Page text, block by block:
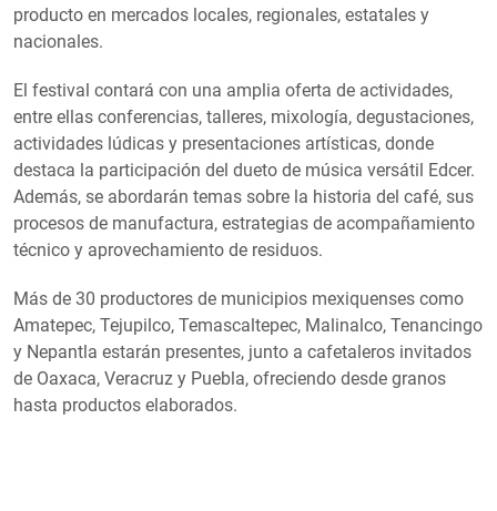
producto en mercados locales, regionales, estatales y
nacionales.
El festival contará con una amplia oferta de actividades,
entre ellas conferencias, talleres, mixología, degustaciones,
actividades lúdicas y presentaciones artísticas, donde
destaca la participación del dueto de música versátil Edcer.
Además, se abordarán temas sobre la historia del café, sus
procesos de manufactura, estrategias de acompañamiento
técnico y aprovechamiento de residuos.
Más de 30 productores de municipios mexiquenses como
Amatepec, Tejupilco, Temascaltepec, Malinalco, Tenancingo
y Nepantla estarán presentes, junto a cafetaleros invitados
de Oaxaca, Veracruz y Puebla, ofreciendo desde granos
hasta productos elaborados.